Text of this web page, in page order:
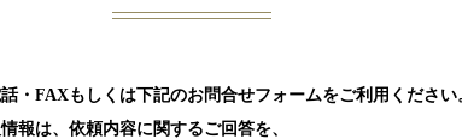
・FAXもしくは下記のお問合せフォームをご利用ください
報は、依頼内容に関するご回答を、